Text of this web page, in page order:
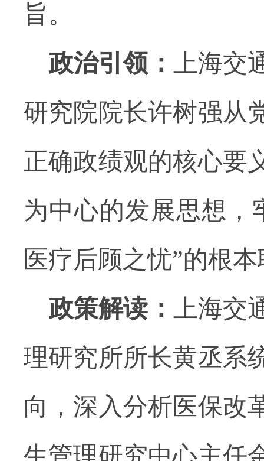
旨。
政治引领：
上海
研究院院长许树强从
正确政绩观的核心要
为中心的发展思想，
医疗后顾之忧”的根
政策解读：
上海
理研究所所长黄丞系
向，深入分析医保改